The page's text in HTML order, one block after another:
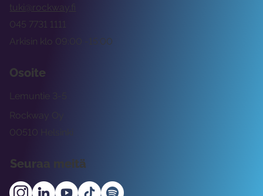
tuki@rockway.fi
Arkisin klo 09:00 -15:00
045 7731 1111
Osoite
Rockway Oy
Lemuntie 3-5
00510 Helsinki
Seuraa meitä